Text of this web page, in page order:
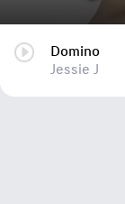
Domino
Jessie J